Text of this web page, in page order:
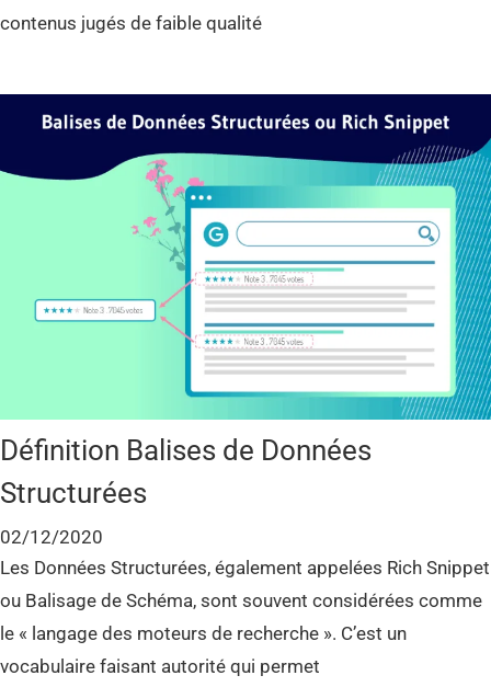
contenus jugés de faible qualité
Définition Balises de Données
Structurées
02/12/2020
Les Données Structurées, également appelées Rich Snippet
ou Balisage de Schéma, sont souvent considérées comme
le « langage des moteurs de recherche ». C’est un
vocabulaire faisant autorité qui permet